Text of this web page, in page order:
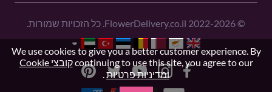
©
2022-2026
We use cookies to give you a better customer experience. By
continuing to use this site, you agree to our
קובצי Cookie
ומדיניות פרטיות.